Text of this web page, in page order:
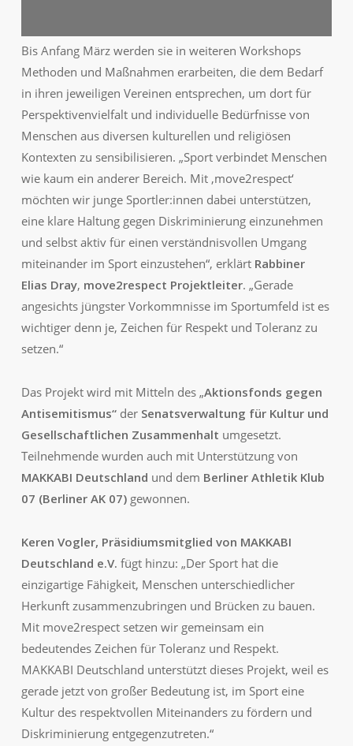
Bis Anfang März werden sie in weiteren Workshops
Methoden und Maßnahmen erarbeiten, die dem Bedarf
in ihren jeweiligen Vereinen entsprechen, um dort für
Perspektivenvielfalt und individuelle Bedürfnisse von
Menschen aus diversen kulturellen und religiösen
Kontexten zu sensibilisieren. „Sport verbindet Menschen
wie kaum ein anderer Bereich. Mit ‚move2respect‘
möchten wir junge Sportler:innen dabei unterstützen,
eine klare Haltung gegen Diskriminierung einzunehmen
und selbst aktiv für einen verständnisvollen Umgang
miteinander im Sport einzustehen“, erklärt Rabbiner
Elias Dray, move2respect Projektleiter. „Gerade
angesichts jüngster Vorkommnisse im Sportumfeld ist es
wichtiger denn je, Zeichen für Respekt und Toleranz zu
setzen.“
Das Projekt wird mit Mitteln des „Aktionsfonds gegen
Antisemitismus“ der Senatsverwaltung für Kultur und
Gesellschaftlichen Zusammenhalt umgesetzt.
Teilnehmende wurden auch mit Unterstützung von
MAKKABI Deutschland und dem Berliner Athletik Klub
07 (Berliner AK 07)gewonnen.
Keren Vogler, Präsidiumsmitglied von MAKKABI
Deutschland e.V. fügt hinzu: „Der Sport hat die
einzigartige Fähigkeit, Menschen unterschiedlicher
Herkunft zusammenzubringen und Brücken zu bauen.
Mit move2respect setzen wir gemeinsam ein
bedeutendes Zeichen für Toleranz und Respekt.
MAKKABI Deutschland unterstützt dieses Projekt, weil es
gerade jetzt von großer Bedeutung ist, im Sport eine
Kultur des respektvollen Miteinanders zu fördern und
Diskriminierung entgegenzutreten.“